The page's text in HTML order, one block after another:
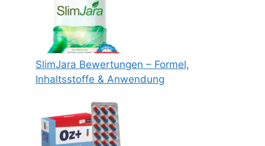
SlimJara Bewertungen – Formel,
Inhaltsstoffe & Anwendung